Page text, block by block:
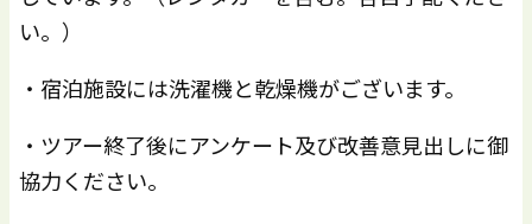
い。）
・宿泊施設には洗濯機と乾燥機がございます。
・ツアー終了後にアンケート及び改善意見出しに御
協力ください。